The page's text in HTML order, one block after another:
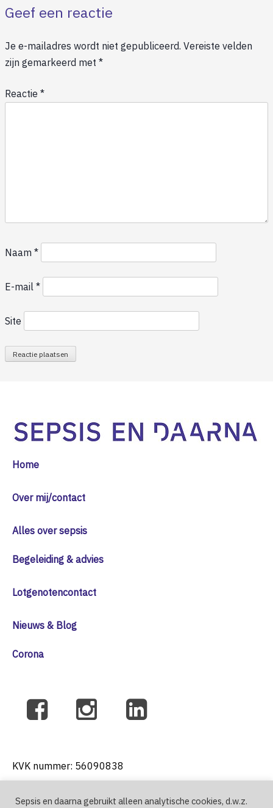
Geef een reactie
Je e-mailadres wordt niet gepubliceerd. Vereiste velden
zijn gemarkeerd met *
Reactie *
Naam *
E-mail *
Site
Home
Over mij/contact
Alles over sepsis
Begeleiding & advies
Lotgenotencontact
Nieuws & Blog
Corona
KVK nummer: 56090838
Sepsis en daarna gebruikt alleen analytische cookies, d.w.z.